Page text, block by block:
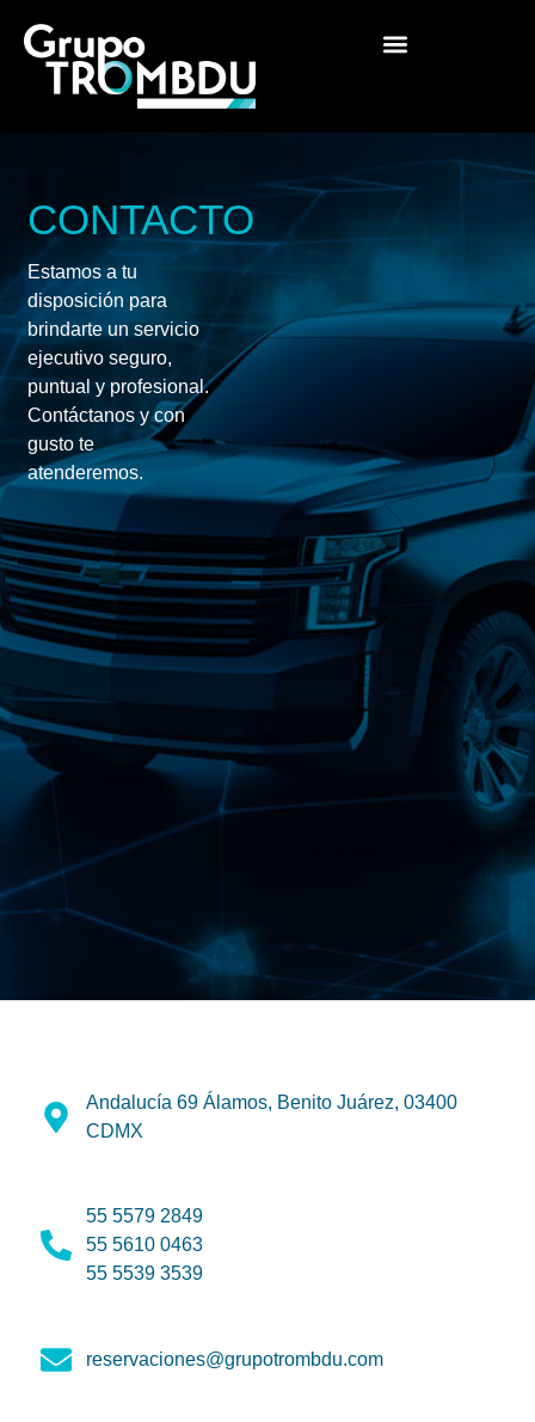
CONTACTO
Estamos a tu
disposición para
brindarte un servicio
ejecutivo seguro,
puntual y profesional.
Contáctanos y con
gusto te
atenderemos.
Andalucía 69 Álamos, Benito Juárez, 03400
CDMX
55 5579 2849
55 5610 0463
55 5539 3539
reservaciones@grupotrombdu.com